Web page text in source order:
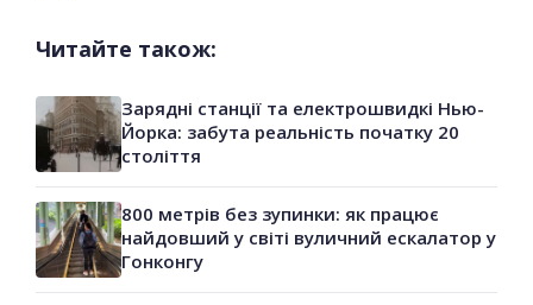
Читайте також:
Зарядні станції та електрошвидкі Нью-
Йорка: забута реальність початку 20
століття
800 метрів без зупинки: як працює
найдовший у світі вуличний ескалатор у
Гонконгу